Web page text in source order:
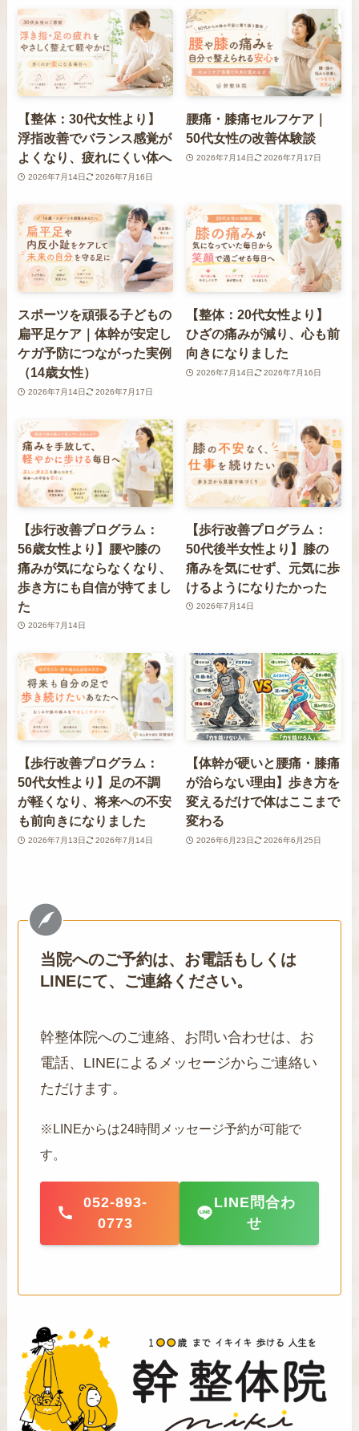
【整体：30代女性より】
浮指改善でバランス感覚が
よくなり、疲れにくい体へ
2026年7月14日 2026年7月16日
腰痛・膝痛セルフケア｜
50代女性の改善体験談
2026年7月14日 2026年7月17日
スポーツを頑張る子どもの
扁平足ケア｜体幹が安定し
ケガ予防につながった実例
（14歳女性）
2026年7月14日 2026年7月17日
【整体：20代女性より】
ひざの痛みが減り、心も前
向きになりました
2026年7月14日 2026年7月16日
【歩行改善プログラム：
56歳女性より】腰や膝の
痛みが気にならなくなり、
歩き方にも自信が持てまし
た
2026年7月14日
【歩行改善プログラム：
50代後半女性より】膝の
痛みを気にせず、元気に歩
けるようになりたかった
2026年7月14日
【歩行改善プログラム：
50代女性より】足の不調
が軽くなり、将来への不安
も前向きになりました
2026年7月13日 2026年7月14日
【体幹が硬いと腰痛・膝痛
が治らない理由】歩き方を
変えるだけで体はここまで
変わる
2026年6月23日 2026年6月25日
当院へのご予約は、お電話もしくは
LINEにて、ご連絡ください。
幹整体院へのご連絡、お問い合わせは、お
電話、LINEによるメッセージからご連絡い
ただけます。
※LINEからは24時間メッセージ予約が可能で
す。
052-893-
0773
LINE問合わ
せ